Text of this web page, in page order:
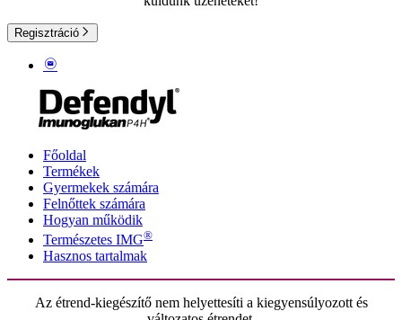
Regisztráció
Főoldal
Termékek
Gyermekek számára
Felnőttek számára
Hogyan működik
Természetes IMG®
Hasznos tartalmak
Az étrend-kiegészítő nem helyettesíti a kiegyensúlyozott és